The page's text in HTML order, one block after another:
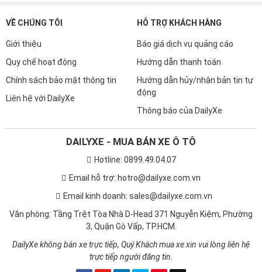
VỀ CHÚNG TÔI
Giới thiệu
Quy chế hoạt động
Chính sách bảo mật thông tin
Liên hệ với DailyXe
HỖ TRỢ KHÁCH HÀNG
Báo giá dịch vụ quảng cáo
Hướng dẫn thanh toán
Hướng dẫn hủy/nhận bản tin tự
động
Thông báo của DailyXe
DAILYXE - MUA BÁN XE Ô TÔ
Hotline: 0899.49.04.07
Email hỗ trợ: hotro@dailyxe.com.vn
Email kinh doanh: sales@dailyxe.com.vn
Văn phòng: Tầng Trệt Tòa Nhà D-Head 371 Nguyễn Kiệm, Phường
3, Quận Gò Vấp, TP.HCM.
DailyXe không bán xe trực tiếp, Quý Khách mua xe xin vui lòng liên hệ
trực tiếp người đăng tin.